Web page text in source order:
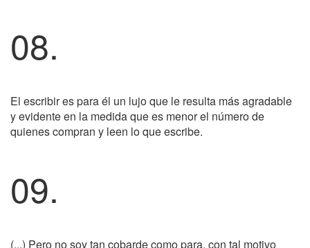
08.
El escribir es para él un lujo que le resulta más agradable
y evidente en la medida que es menor el número de
quienes compran y leen lo que escribe.
09.
(...) Pero no soy tan cobarde como para, con tal motivo